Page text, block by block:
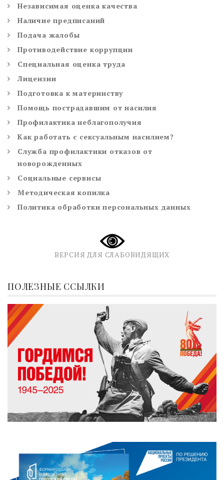
Независимая оценка качества
Наличие предписаний
Подача жалобы
Противодействие коррупции
Специальная оценка труда
Лицензии
Подготовка к материнству
Помощь пострадавшим от насилия
Профилактика неблагополучия
Как работать с сексуальным насилием?
Служба профилактики отказов от
новорожденных
Социальные сервисы
Методическая копилка
Политика обработки персональных данных
ВЕРСИЯ ДЛЯ СЛАБОВИДЯЩИХ
ПОЛЕЗНЫЕ ССЫЛКИ